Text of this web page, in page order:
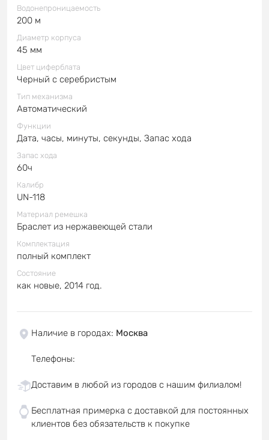
Водонепроницаемость
200 м
Диаметр корпуса
45 мм
Цвет циферблата
Черный с серебристым
Тип механизма
Автоматический
Функции
Дата, часы, минуты, секунды, Запас хода
Запас хода
60ч
Калибр
UN-118
Материал ремешка
Браслет из нержавеющей стали
Комплектация
полный комплект
Состояние
как новые, 2014 год.
Наличие в городах: Москва
Телефоны:
Доставим в любой из городов с нашим филиалом!
Бесплатная примерка с доставкой для постоянных
клиентов без обязательств к покупке